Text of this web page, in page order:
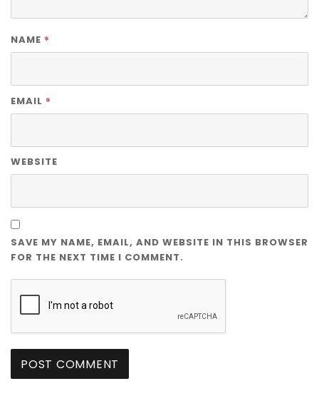
NAME *
EMAIL *
WEBSITE
SAVE MY NAME, EMAIL, AND WEBSITE IN THIS BROWSER
FOR THE NEXT TIME I COMMENT.